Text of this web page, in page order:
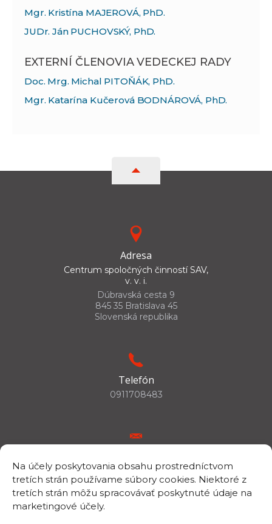
Na účely poskytovania obsahu prostredníctvom
tretích strán používame súbory cookies. Niektoré z
tretích strán môžu spracovávať poskytnuté údaje na
marketingové účely.
Mgr. Kristína MAJEROVÁ, PhD.
JUDr. Ján PUCHOVSKÝ, PhD.
EXTERNÍ ČLENOVIA VEDECKEJ RADY
Doc. Mrg. Michal PITOŇÁK, PhD.
Mgr. Katarína Kučerová BODNÁROVÁ, PhD.
Adresa
Centrum spoločných činností SAV,
v. v. i.
Dúbravská cesta 9
845 35 Bratislava 45
Slovenská republika
Telefón
0911708483
csc.info@savba.sk